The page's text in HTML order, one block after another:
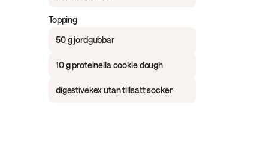
Topping
50 g jordgubbar
10 g proteinella cookie dough
digestivekex utan tillsatt socker